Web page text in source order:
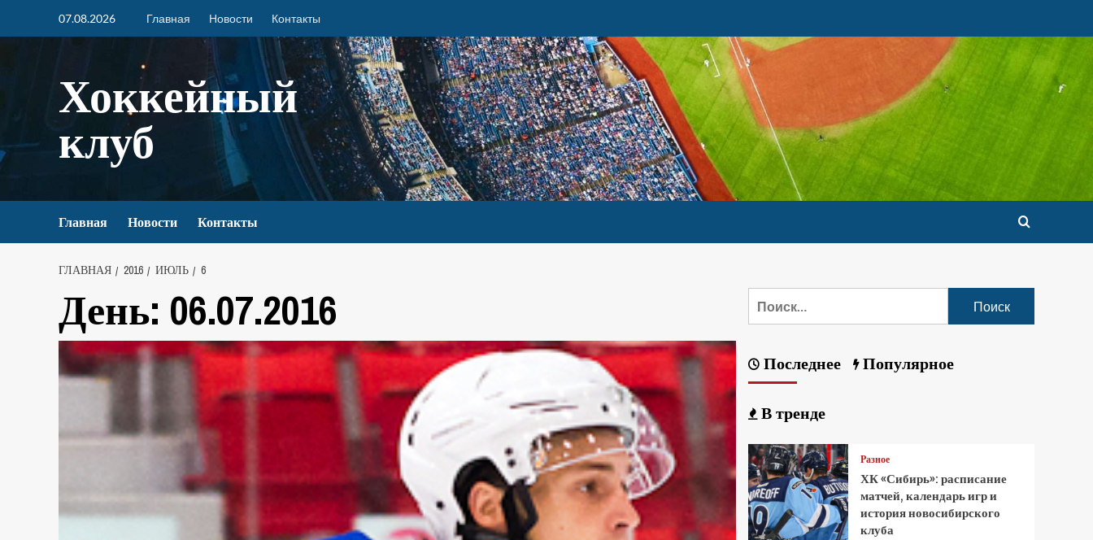
07.08.2026 Главная Новости Контакты
Хоккейный
клуб
Главная Новости Контакты
ГЛАВНАЯ 2016 ИЮЛЬ 6
День: 06.07.2016
Последнее Популярное
В тренде
Разное
ХК «Сибирь»: расписание
матчей, календарь игр и
история новосибирского
клуба